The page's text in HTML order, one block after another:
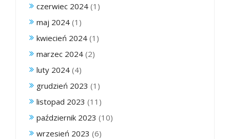
czerwiec 2024 (1)
maj 2024 (1)
kwiecień 2024 (1)
marzec 2024 (2)
luty 2024 (4)
grudzień 2023 (1)
listopad 2023 (11)
październik 2023 (10)
wrzesień 2023 (6)